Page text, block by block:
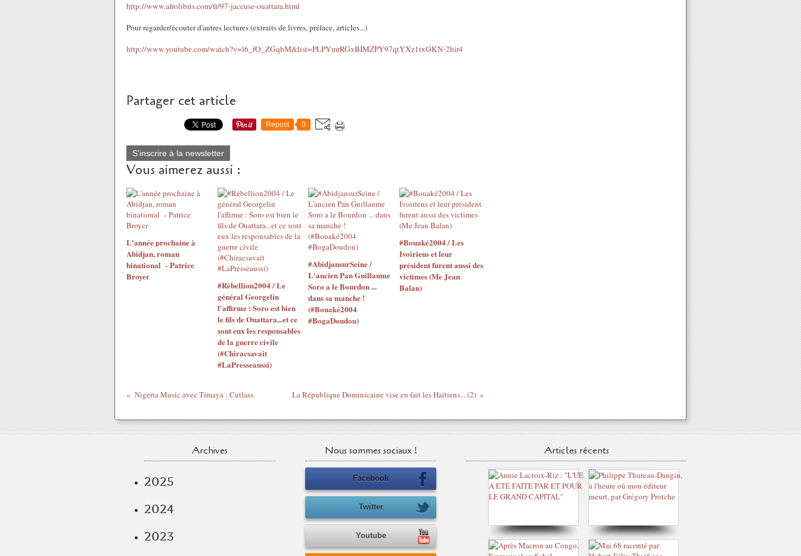
http://www.afrolibris.com/fr/97-jaccuse-ouattara.html
Pour regarder/écouter d'autres lectures (extraits de livres, préface, articles...)
http://www.youtube.com/watch?v=l6_fO_ZGqbM&list=PLPYmrRGxBIMZPY97qtYXz1txGKN-2hir4
Partager cet article
Repost 0
S'inscrire à la newsletter
Vous aimerez aussi :
L'année prochaine à
Abidjan, roman
binational - Patrice
Broyer
#Rébellion2004 / Le
général Georgelin
l'affirme : Soro est bien
le fils de Ouattara...et ce
sont eux les responsables
de la guerre civile
(#Chiracsavait
#LaPresseaussi)
#AbidjansurSeine /
L'ancien Pan Guillaume
Soro a le Bourdon ...
dans sa manche !
(#Bouaké2004
#BogaDoudou)
#Bouaké2004 / Les
Ivoiriens et leur
président furent aussi des
victimes (Me Jean
Balan)
Nigeria Music avec Timaya : Cutlass La République Dominicaine vise en fait les Haïtiens... (2)
Archives
2025
2024
2023
Nous sommes sociaux !
Facebook
Twitter
Youtube
Articles récents